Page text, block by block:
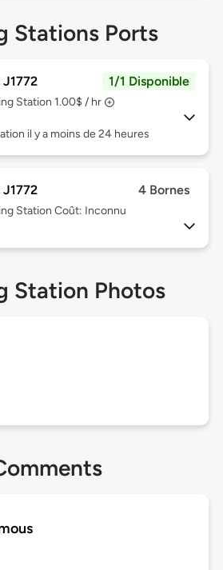
Stations Ports
1/1 Disponible
Station 1.00$ / hr
il y a moins de 24 heures
4 Bornes
Station Coût: Inconnu
Station Photos